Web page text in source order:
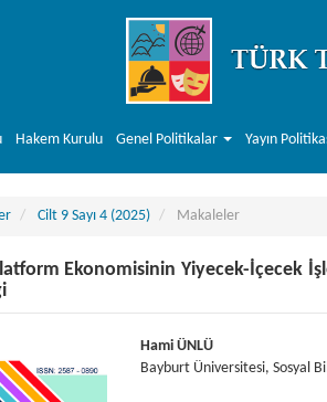
Hakem Kurulu Genel Politikalar Yayın
Cilt 9 Sayı 4 (2025) Makaleler
Ekonomisinin Yiyecek-İçecek
Hami ÜNLÜ
Bayburt Üniversitesi, Sosyal